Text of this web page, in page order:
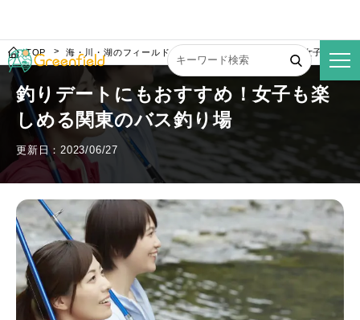
TOP 海・川・湖のフィールド 釣りデートにもおすすめ！女子も楽し
釣りデートにもおすすめ！女子も楽
しめる関東のバス釣り場
更新日：2023/06/27